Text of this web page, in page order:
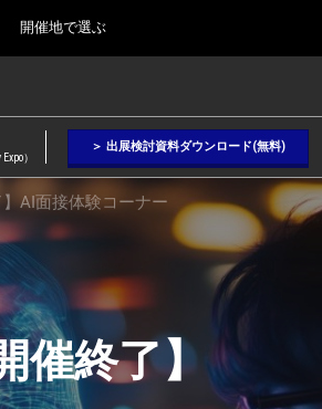
開催地で選ぶ
月】東京展
年02月17日
京ビッグサイト / Tokyo Big Sight, Japan
月】大阪展
年05月12日
ンテックス大阪 / INTEX Osaka, Japan
月】東京展
ー
ル
ナ
ビ
ー
ョ
折
り
た
た
）
＞ 出展検討資料ダウンロード(無料)
】AI面接体験コーナー
催終了】